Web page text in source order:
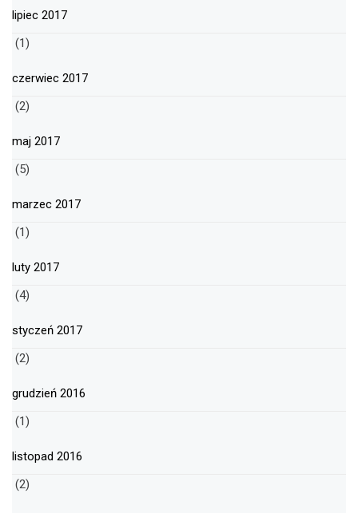
lipiec 2017
(1)
czerwiec 2017
(2)
maj 2017
(5)
marzec 2017
(1)
luty 2017
(4)
styczeń 2017
(2)
grudzień 2016
(1)
listopad 2016
(2)